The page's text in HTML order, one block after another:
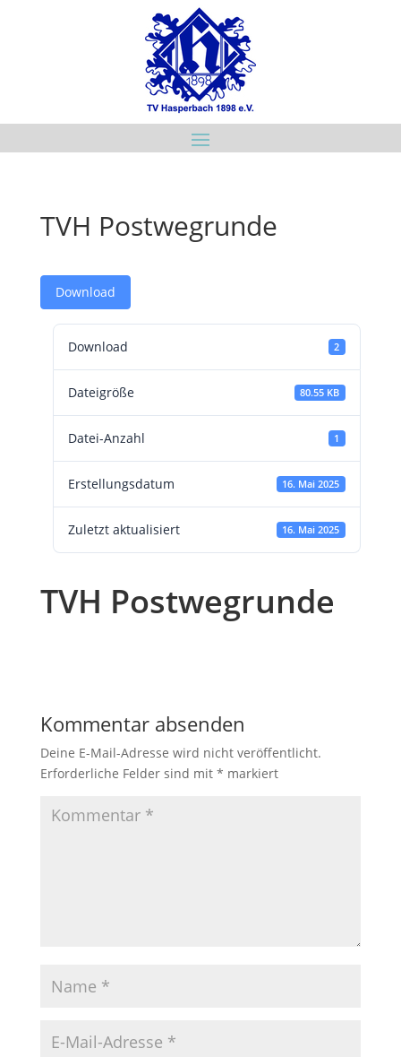
TVH Postwegrunde
Download
Download 2
Dateigröße 80.55 KB
Datei-Anzahl 1
Erstellungsdatum 16. Mai 2025
Zuletzt aktualisiert 16. Mai 2025
TVH Postwegrunde
Kommentar absenden
Deine E-Mail-Adresse wird nicht veröffentlicht.
Erforderliche Felder sind mit * markiert